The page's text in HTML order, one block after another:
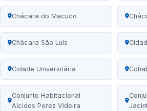
Chácara do Macuco
Chácara São Luís
Cidade Universitária
Conjunto Habitacional
Alcides Perez Videira